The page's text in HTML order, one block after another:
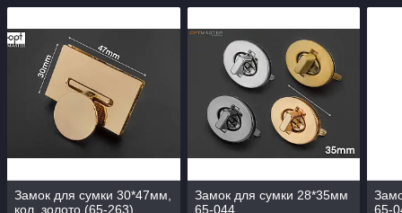
Замок для сумки 30*47мм,
кол. золото (65-263)
Замок для сумки 28*35мм
65-044
65-